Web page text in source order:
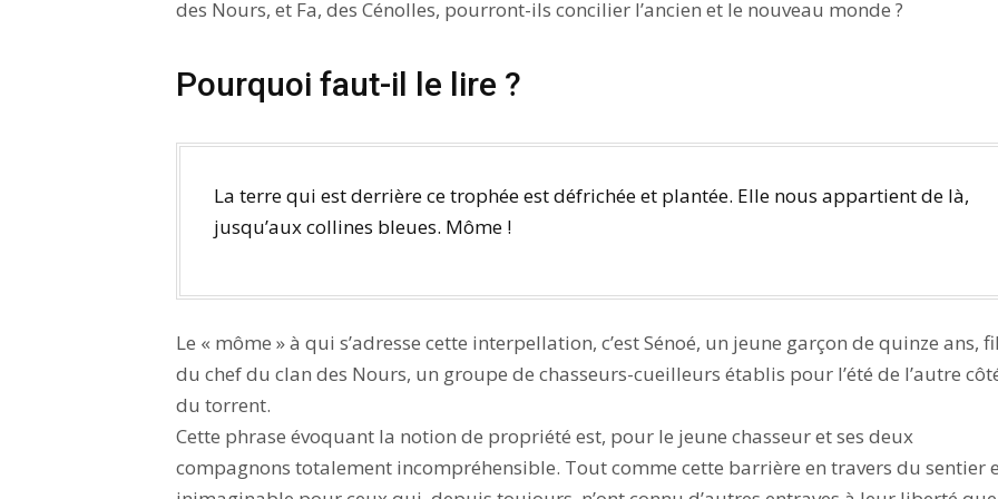
des Nours, et Fa, des Cénolles, pourront-ils concilier l’ancien et le nouveau monde ?
Pourquoi faut-il le lire ?
La terre qui est derrière ce trophée est défrichée et plantée. Elle nous appartient de là,
jusqu’aux collines bleues. Môme !
Le « môme » à qui s’adresse cette interpellation, c’est Sénoé, un jeune garçon de quinze ans,
du chef du clan des Nours, un groupe de chasseurs-cueilleurs établis pour l’été de l’autre
du torrent.
Cette phrase évoquant la notion de propriété est, pour le jeune chasseur et ses deux
compagnons totalement incompréhensible. Tout comme cette barrière en travers du sentier